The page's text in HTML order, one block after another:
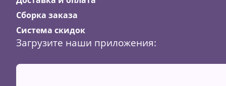
Сборка заказа
Система скидок
Загрузите наши приложения: